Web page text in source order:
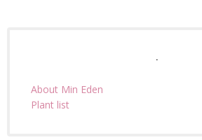
About Min Eden
Plant list